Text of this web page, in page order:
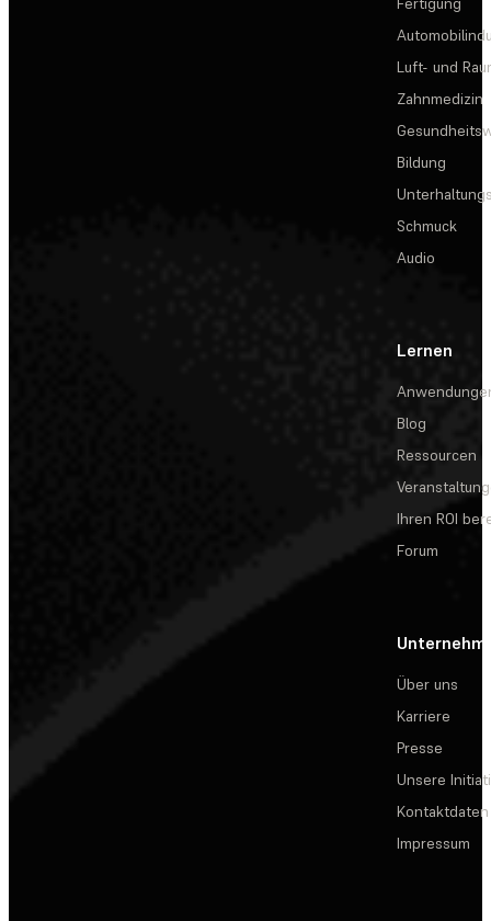
Luft- und
Zahnmedizin
Bildung
Schmuck
Audio
Lernen
Blog
Ressourcen
Ihren ROI
Forum
Über uns
Karriere
Presse
Unsere
Kontaktdaten
Impressum